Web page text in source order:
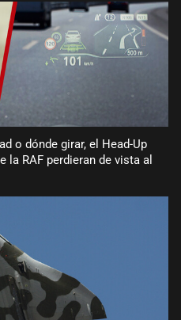
o dónde girar, el Head-Up
RAF perdieran de vista al